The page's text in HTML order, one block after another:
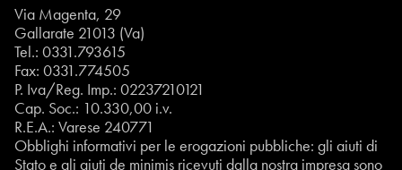
Via Magenta, 29
Gallarate 21013 (Va)
Tel.: 0331.793615
Fax: 0331.774505
P. Iva/Reg. Imp.: 02237210121
Cap. Soc.: 10.330,00 i.v.
R.E.A.: Varese 240771
Obblighi informativi per le erogazioni pubbliche: gli aiuti di
Stato e gli aiuti de minimis ricevuti dalla nostra impresa sono